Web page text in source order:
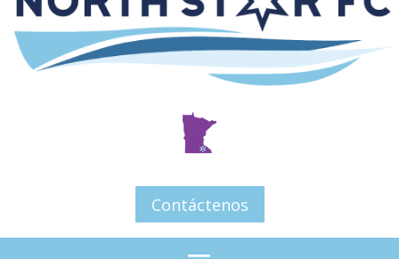
Contáctenos